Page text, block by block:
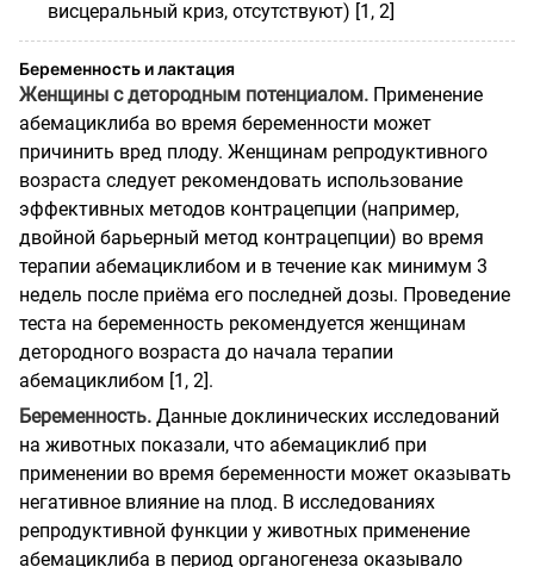
висцеральный криз, отсутствуют) [1, 2]
Беременность и лактация
Женщины с детородным потенциалом. Применение
абемациклиба во время беременности может
причинить вред плоду. Женщинам репродуктивного
возраста следует рекомендовать использование
эффективных методов контрацепции (например,
двойной барьерный метод контрацепции) во время
терапии абемациклибом и в течение как минимум 3
недель после приёма его последней дозы. Проведение
теста на беременность рекомендуется женщинам
детородного возраста до начала терапии
абемациклибом [1, 2].
Беременность. Данные доклинических исследований
на животных показали, что абемациклиб при
применении во время беременности может оказывать
негативное влияние на плод. В исследованиях
репродуктивной функции у животных применение
абемациклиба в период органогенеза оказывало